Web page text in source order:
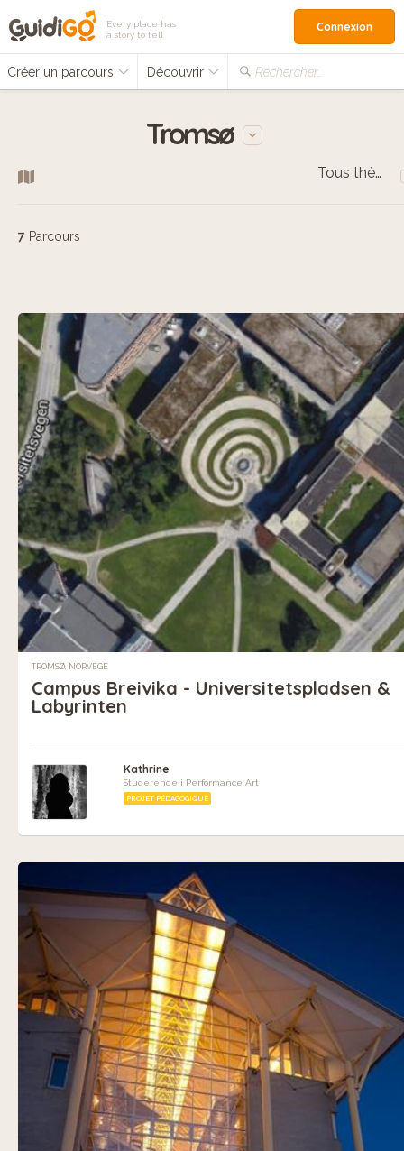
Every place has
a story to tell
Créer un parcours Découvrir Rechercher…
Connexion
Tromsø
Tous thèmes
7 Parcours
TROMSØ, NORVÈGE
Campus Breivika - Universitetspladsen &
Labyrinten
Kathrine
Studerende i Performance Art
PROJET PÉDAGOGIQUE